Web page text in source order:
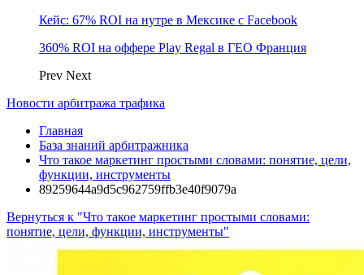
Кейс: 67% ROI на нутре в Мексике с Facebook
360% ROI на оффере Play Regal в ГЕО Франция
Prev Next
Новости арбитража трафика
Главная
База знаний арбитражника
Что такое маркетинг простыми словами: понятие, цели,
функции, инструменты
89259644a9d5c962759ffb3e40f9079a
Вернуться к "Что такое маркетинг простыми словами:
понятие, цели, функции, инструменты"